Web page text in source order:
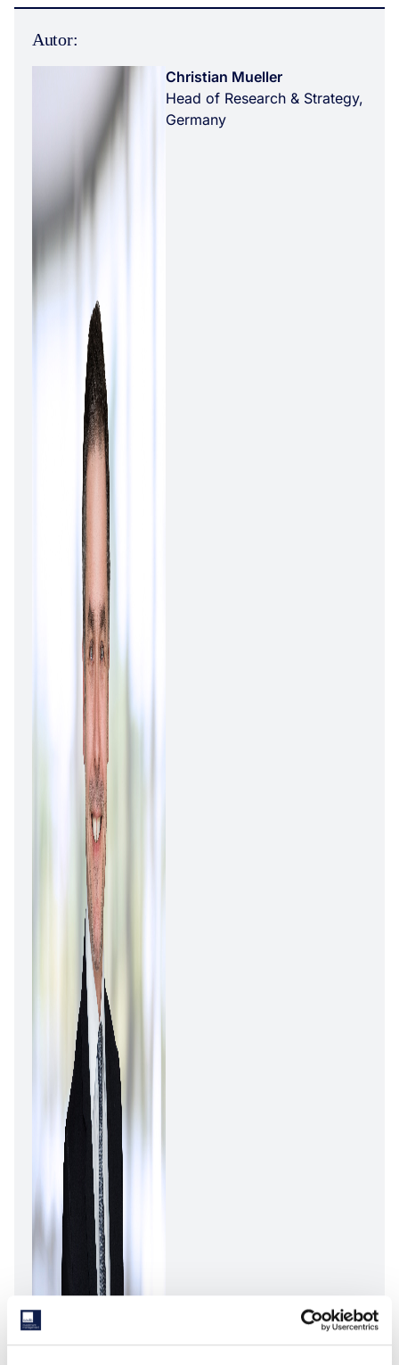
Autor:
Christian Mueller
Head of Research & Strategy,
Germany